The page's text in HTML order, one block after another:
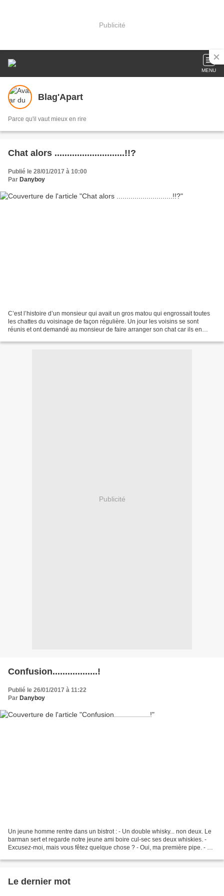
Publicité
MENU
Blag'Apart
Parce qu'il vaut mieux en rire
Chat alors ............................!!?
Publié le 28/01/2017 à 10:00
Par Danyboy
C’est l’histoire d’un monsieur qui avait un gros matou qui engrossait toutes
les chattes du voisinage de façon régulière. Un jour les voisins se sont
réunis et ont demandé au monsieur de faire arranger son chat car ils en
Publicité
Confusion..................!
Publié le 26/01/2017 à 11:22
Par Danyboy
Un jeune homme rentre dans un bistrot : - Un double whisky... non deux. Le
barman sert et regarde notre jeune ami boire cul-sec ses deux whiskies. -
Excusez-moi, mais vous fêtez quelque chose ? - Oui, ma première pipe. - Ah
Le dernier mot